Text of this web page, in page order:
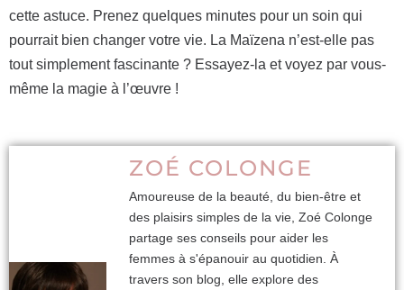
cette astuce. Prenez quelques minutes pour un soin qui
pourrait bien changer votre vie. La Maïzena n’est-elle pas
tout simplement fascinante ? Essayez-la et voyez par vous-
même la magie à l’œuvre !
ZOÉ COLONGE
Amoureuse de la beauté, du bien-être et
des plaisirs simples de la vie, Zoé Colonge
partage ses conseils pour aider les
femmes à s'épanouir au quotidien. À
travers son blog, elle explore des